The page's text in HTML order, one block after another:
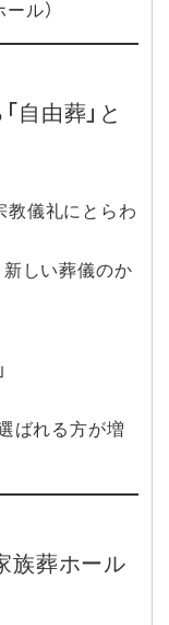
ル）
自由葬」と
教儀礼にとらわ
しい葬儀のか
ばれる方が増
族葬ホール